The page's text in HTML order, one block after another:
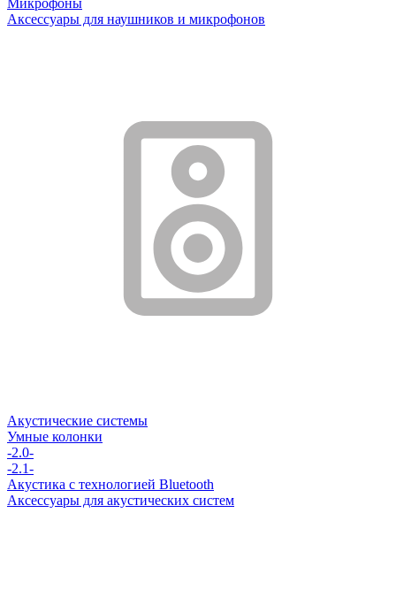
Микрофоны
Аксессуары для наушников и микрофонов
Акустические системы
Умные колонки
-2.0-
-2.1-
Акустика с технологией Bluetooth
Аксессуары для акустических систем